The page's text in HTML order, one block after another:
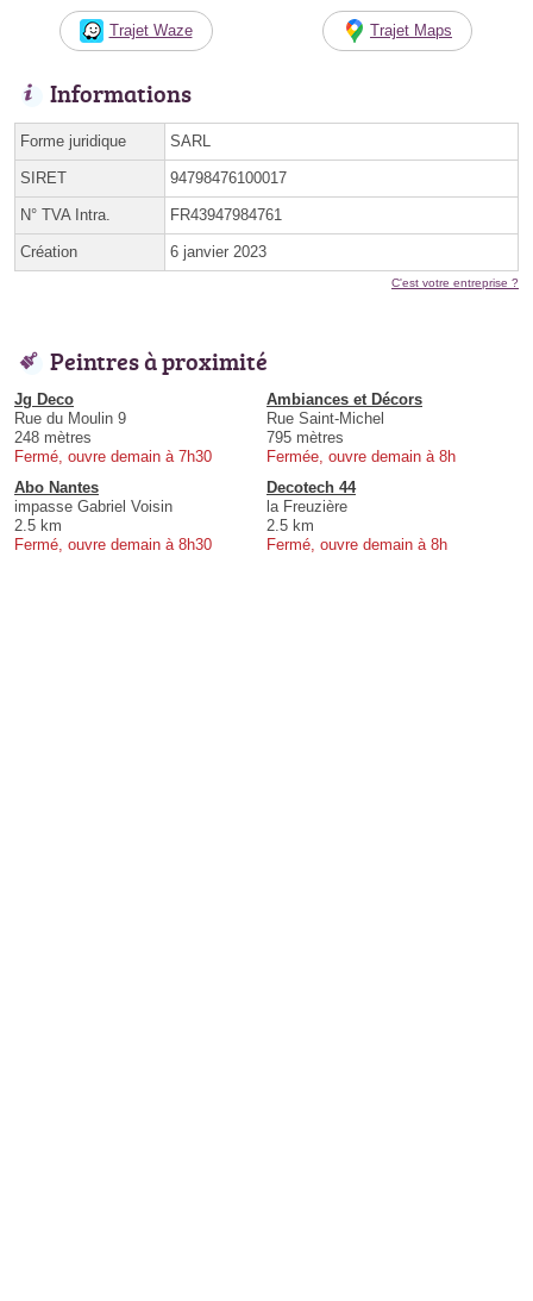
Trajet Waze Trajet Maps
Informations
Forme juridique SARL
SIRET 94798476100017
N° TVA Intra. FR43947984761
Création 6 janvier 2023
C'est votre entreprise ?
Peintres à proximité
Jg Deco
Rue du Moulin 9
248 mètres
Fermé, ouvre demain à 7h30
Ambiances et Décors
Rue Saint-Michel
795 mètres
Fermée, ouvre demain à 8h
Abo Nantes
impasse Gabriel Voisin
2.5 km
Fermé, ouvre demain à 8h30
Decotech 44
la Freuzière
2.5 km
Fermé, ouvre demain à 8h